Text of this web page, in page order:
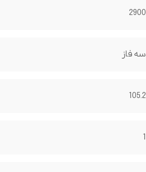
2900
سه فاز
105.2
1